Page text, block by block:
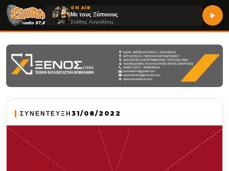
ON AIR
Με τους Ξύπνιους
Στάθης Λογοθέτης
ΣΥΝΕΝΤΕΥΞΗ 31/08/2022